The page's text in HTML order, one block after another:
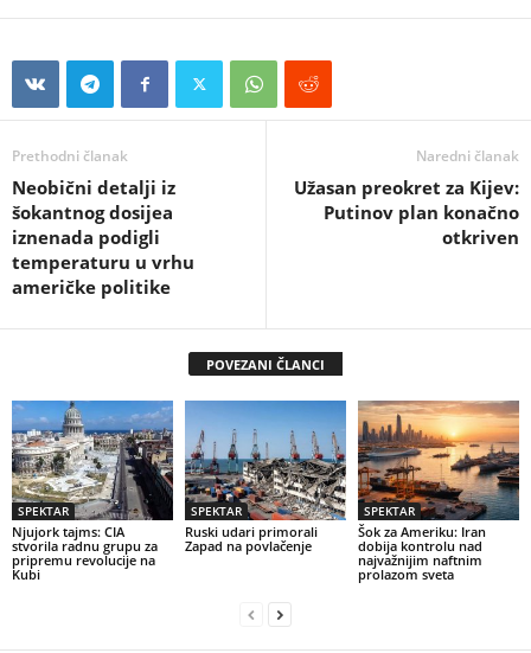
Prethodni članak
Neobični detalji iz
šokantnog dosijea
iznenada podigli
temperaturu u vrhu
američke politike
Naredni članak
Užasan preokret za Kijev:
Putinov plan konačno
otkriven
POVEZANI ČLANCI
SPEKTAR
Njujork tajms: CIA
stvorila radnu grupu za
pripremu revolucije na
Kubi
SPEKTAR
Ruski udari primorali
Zapad na povlačenje
SPEKTAR
Šok za Ameriku: Iran
dobija kontrolu nad
najvažnijim naftnim
prolazom sveta